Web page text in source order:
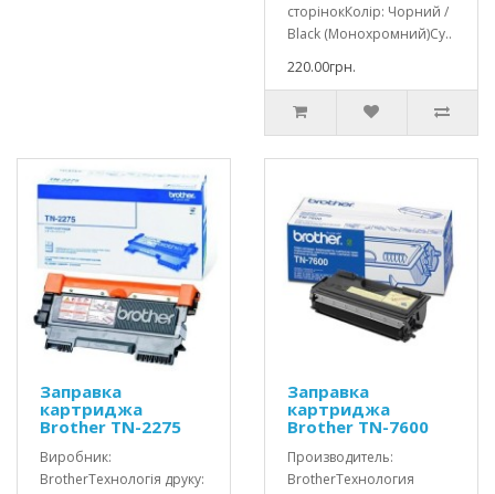
сторінокКолір: Чорний /
Black (Монохромний)Су..
220.00грн.
Заправка
картриджа
Brother TN-2275
Виробник:
BrotherТехнологія друку:
Заправка
картриджа
Brother TN-7600
Производитель:
BrotherТехнология